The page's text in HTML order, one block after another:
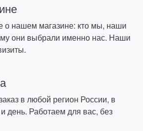
о нашем магазине: кто мы, наши
они выбрали именно нас. Наши
в любой регион России, в
день. Работаем для вас, без